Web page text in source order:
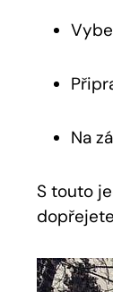
Na
S touto